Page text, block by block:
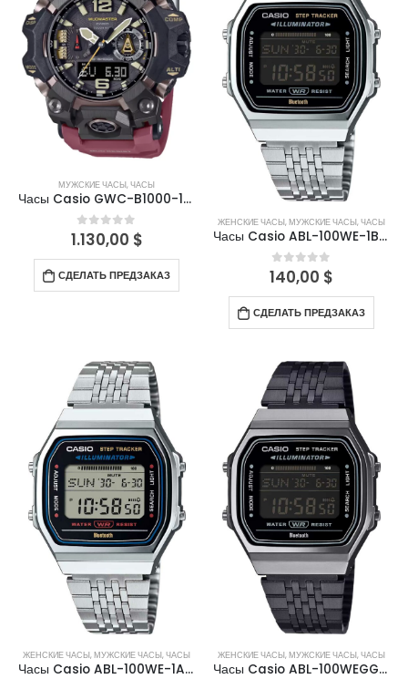
МУЖСКИЕ ЧАСЫ,ЧАСЫ
Часы Casio GWC-B1000-1A4ER
0out of 5
1.130,00 $
СДЕЛАТЬ ПРЕДЗАКАЗ
ЖЕНСКИЕ ЧАСЫ,МУЖСКИЕ ЧАСЫ,ЧАСЫ
Часы Casio ABL-100WE-1BEF
0out of 5
140,00 $
СДЕЛАТЬ ПРЕДЗАКАЗ
ЖЕНСКИЕ ЧАСЫ,МУЖСКИЕ ЧАСЫ,ЧАСЫ
Часы Casio ABL-100WE-1AEF
ЖЕНСКИЕ ЧАСЫ,МУЖСКИЕ ЧАСЫ,ЧАСЫ
Часы Casio ABL-100WEGG-1BEF